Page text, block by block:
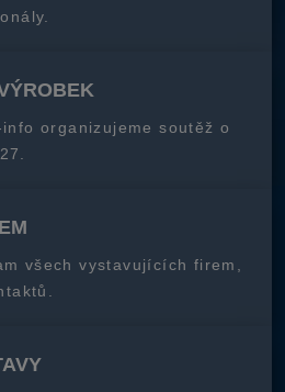
organizujeme soutěž o
všech vystavujících firem,